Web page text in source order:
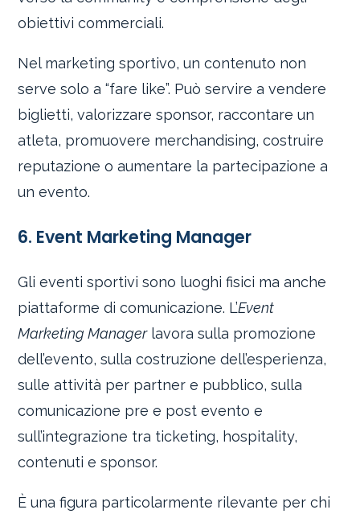
obiettivi commerciali.
Nel marketing sportivo, un contenuto non
serve solo a “fare like”. Può servire a vendere
biglietti, valorizzare sponsor, raccontare un
atleta, promuovere merchandising, costruire
reputazione o aumentare la partecipazione a
un evento.
6. Event Marketing Manager
Gli eventi sportivi sono luoghi fisici ma anche
piattaforme di comunicazione. L’Event
Marketing Managerlavora sulla promozione
dell’evento, sulla costruzione dell’esperienza,
sulle attività per partner e pubblico, sulla
comunicazione pre e post evento e
sull’integrazione tra ticketing, hospitality,
contenuti e sponsor.
È una figura particolarmente rilevante per chi